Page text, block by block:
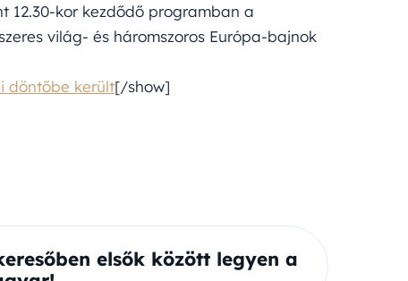
12.30-kor kezdődő programban a
világ- és háromszoros Európa-bajnok
döntőbe került[/show]
elsők között legyen a